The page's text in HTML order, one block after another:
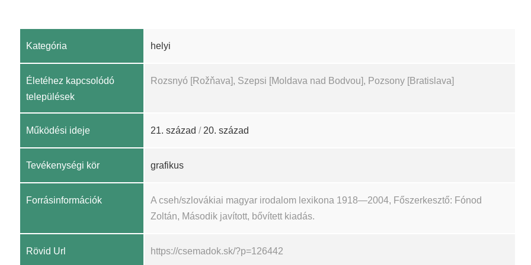
Kategória helyi
Életéhez kapcsolódó
települések
Rozsnyó [Rožňava], Szepsi [Moldava nad Bodvou], Pozsony [Bratislava]
Működési ideje 21. század / 20. század
Tevékenységi kör grafikus
Forrásinformációk
A cseh/szlovákiai magyar irodalom lexikona 1918—2004, Főszerkesztő: Fónod
Zoltán, Második javított, bővített kiadás.
Rövid Url https://csemadok.sk/?p=126442